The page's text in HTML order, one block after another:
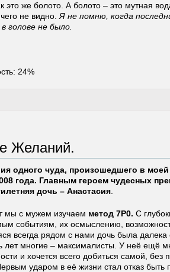
это же болото. А болото – это мутная
не видно. Я не помню, когда
голове не было.
24%
Желаний.
одного чуда, произошедшего в моей
года. Главным героем чудесных
дочь – Анастасия
мы с мужем изучаем метод 7Р0. С
событиям, их осмыслению,
всегда рядом с нами дочь была
лет многие – максималисты. У неё ещё
и хочется всего добиться самой,
ударом в её жизни стал отказ быть